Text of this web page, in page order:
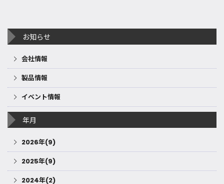
お知らせ
会社情報
製品情報
イベント情報
年月
2026年(9)
2025年(9)
2024年(2)